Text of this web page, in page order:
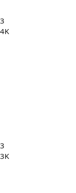
3
4K
3
3K